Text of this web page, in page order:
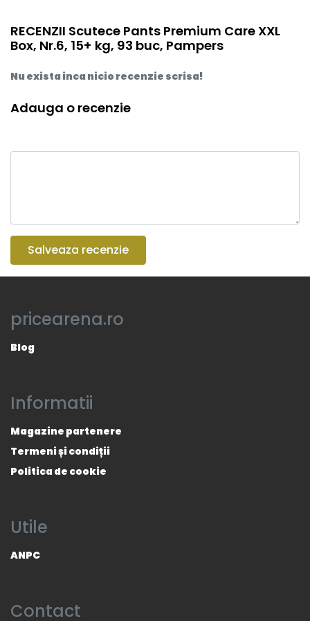
RECENZII Scutece Pants Premium Care XXL
Box, Nr.6, 15+ kg, 93 buc, Pampers
Nu exista inca nicio recenzie scrisa!
Adauga o recenzie
Salveaza recenzie
pricearena.ro
Blog
Informatii
Magazine partenere
Termeni și condiții
Politica de cookie
Utile
ANPC
Contact